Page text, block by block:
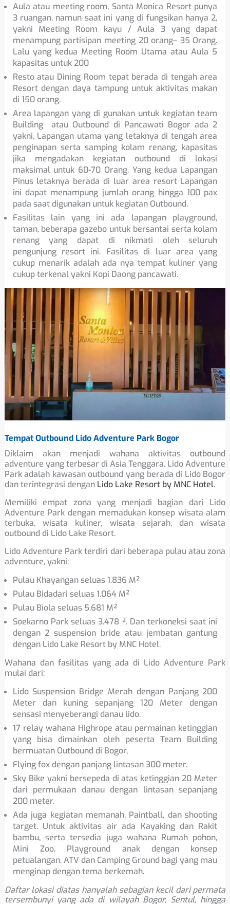
Aula atau meeting room, Santa Monica Resort punya
3 ruangan, namun saat ini yang di fungsikan hanya 2,
yakni Meeting Room kayu / Aula 3 yang dapat
menampung partisipan meeting 20 orang– 35 Orang.
Lalu yang kedua Meeting Room Utama atau Aula 5
kapasitas untuk 200
Resto atau Dining Room tepat berada di tengah area
Resort dengan daya tampung untuk aktivitas makan
di 150 orang.
Area lapangan yang di gunakan untuk kegiatan team
Building atau Outbound di Pancawati Bogor ada 2
yakni, Lapangan utama yang letaknya di tengah area
penginapan serta samping kolam renang, kapasitas
jika mengadakan kegiatan outbound di lokasi
maksimal untuk 60-70 Orang. Yang kedua Lapangan
Pinus letaknya berada di luar area resort Lapangan
ini dapat menampung jumlah orang hingga 100 pax
pada saat digunakan untuk kegiatan Outbound.
Fasilitas lain yang ini ada lapangan playground,
taman, beberapa gazebo untuk bersantai serta kolam
renang yang dapat di nikmati oleh seluruh
pengunjung resort ini. Fasilitas di luar area yang
cukup menarik adalah ada nya tempat kuliner yang
cukup terkenal yakni Kopi Daong pancawati.
Tempat Outbound Lido Adventure Park Bogor
Diklaim akan menjadi wahana aktivitas outbound
adventure yang terbesar di Asia Tenggara. Lido Adventure
Park adalah kawasan outbound yang berada di Lido Bogor
dan terintegrasi dengan Lido Lake Resort by MNC Hotel.
Memiliki empat zona yang menjadi bagian dari Lido
Adventure Park dengan memadukan konsep wisata alam
terbuka, wisata kuliner, wisata sejarah, dan wisata
outbound di Lido Lake Resort.
Lido Adventure Park terdiri dari beberapa pulau atau zona
adventure, yakni:
Pulau Khayangan seluas 1.836 M²
Pulau Bidadari seluas 1.064 M²
Pulau Biola seluas 5.681 M²
Soekarno Park seluas 3.478 ². Dan terkoneksi saat ini
dengan 2 suspension bride atau jembatan gantung
dengan Lido Lake Resort by MNC Hotel.
Wahana dan fasilitas yang ada di Lido Adventure Park
mulai dari;
Lido Suspension Bridge Merah dengan Panjang 200
Meter dan kuning sepanjang 120 Meter dengan
sensasi menyeberangi danau lido.
17 relay wahana Highrope atau permainan ketinggian
yang bisa dimainkan oleh peserta Team Building
bermuatan Outbound di Bogor,
Flying fox dengan panjang lintasan 300 meter.
Sky Bike yakni bersepeda di atas ketinggian 20 Meter
dari permukaan danau dengan lintasan sepanjang
200 meter.
Ada juga kegiatan memanah, Paintball, dan shooting
target. Untuk aktivitas air ada Kayaking dan Rakit
bambu, serta tersedia juga wahana Rumah pohon,
Mini Zoo, Playground anak dengan konsep
petualangan, ATV dan Camping Ground bagi yang mau
menginap dengan tema berkemah.
Daftar lokasi diatas hanyalah sebagian kecil dari permata
tersembunyi yang ada di wilayah Bogor, Sentul, hingga